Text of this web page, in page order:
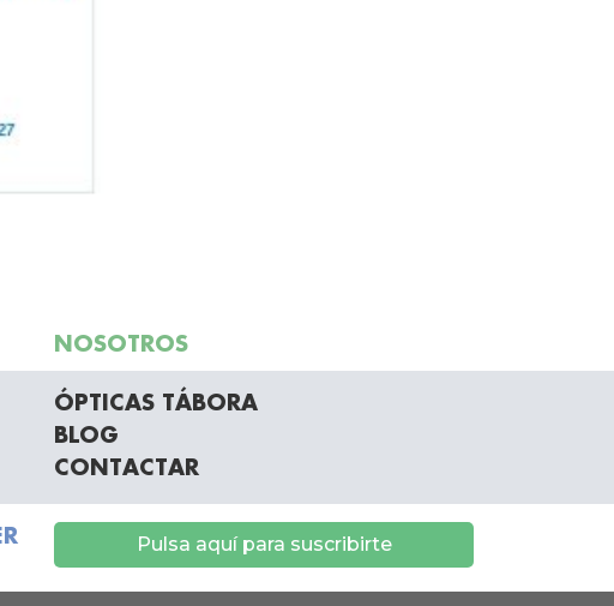
NOSOTROS
ÓPTICAS TÁBORA
BLOG
CONTACTAR
Pulsa aquí para suscribirte